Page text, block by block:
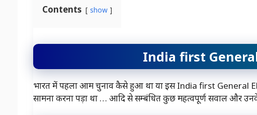
Contents show
India first
भारत में पहला आम चुनाव कैसे हुआ था या इस India first General
सामना करना पड़ा था … आदि से सम्बंधित कुछ महत्वपूर्ण सवाल और